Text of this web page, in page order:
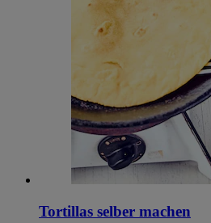
Tortillas selber machen